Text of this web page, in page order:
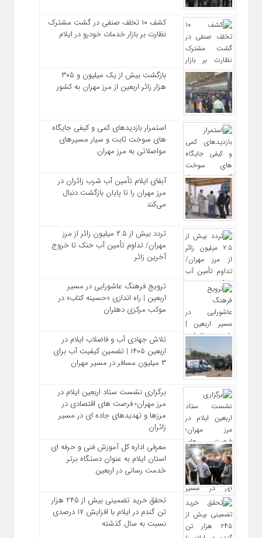
کشف ۱۰ تخلف صنفی در گشت مشترک
نظارت بر بازار خدمات خودرو در ایلام
بازگشت بیش از یک میلیون و ۳۰۵
هزار زائر اربعین از مرز مهران به کشور
استمرار بازدیدهای کمی و کیفی جایگاه‌
های سوخت ثابت و سیار مسیرهای
مواصلاتی به مرز مهران
آبفای ایلام تأمین آب شرب زائران در
مرز مهران را تا پایان بازگشت دنبال
می‌کند
تردد بیش از ۲.۵ میلیون زائر از مرز
مهران/ تداوم تأمین آب خنک تا خروج
آخرین زائر
ترویج فرهنگ عاشورایی در مسیر
اربعین | راه‌ اندازی «حسینه کتاب» در
موکب مرکزی دهلران
تلاش جهادی آب و فاضلاب ایلام در
اربعین ۱۴۰۵ | تضمین کیفیت آب برای
۳ میلیون مسافر در مسیر مهران
برگزاری نشست ستاد اربعین ایلام در
مرز مهران؛ فرصت‌ های اقتصادی در
مرزها و تهدیدهای جاده‌ ای در مسیر
زائران
معرفی اداره کل آموزش فنی و حرفه‌ ای
استان ایلام به‌ عنوان دستگاه برتر
خدمت‌ رسانی در اربعین
تحقق خرید تضمینی بیش از ۲۴۵ هزار
تن گندم در ایلام با افزایش ۱۷ درصدی
نسبت به سال گذشته